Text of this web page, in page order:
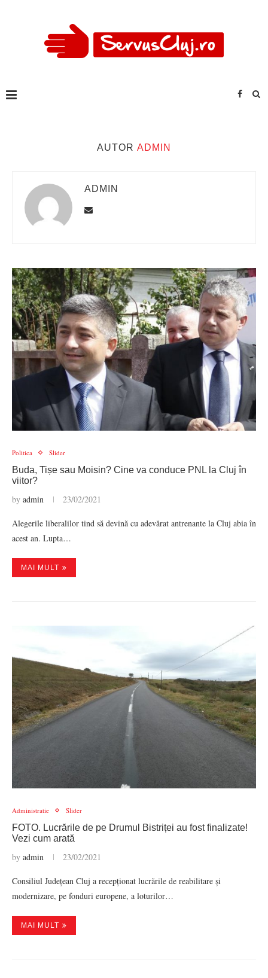
AUTOR ADMIN
ADMIN
Politica Slider
Buda, Tișe sau Moisin? Cine va conduce PNL la Cluj în
viitor?
by admin 23/02/2021
Alegerile liberalilor tind să devină cu adevărat antrenante la Cluj abia în
acest an. Lupta…
MAI MULT
Administratie Slider
FOTO. Lucrările de pe Drumul Bistriței au fost finalizate!
Vezi cum arată
by admin 23/02/2021
Consiliul Județean Cluj a recepționat lucrările de reabilitare și
modernizare, pe fonduri europene, a loturilor…
MAI MULT